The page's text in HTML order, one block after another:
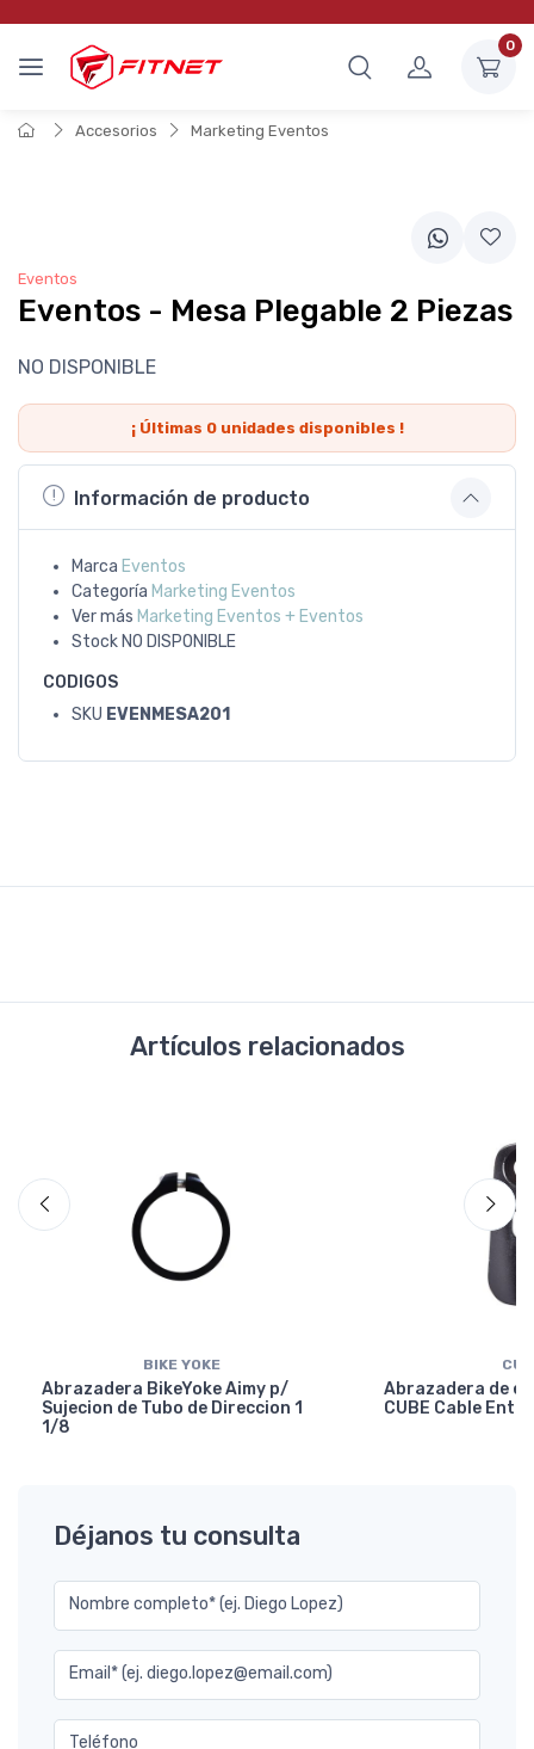
0
Accesorios Marketing Eventos
Eventos
Eventos - Mesa Plegable 2 Piezas
NO DISPONIBLE
¡ Últimas 0unidades disponibles !
Información de producto
Marca Eventos
Categoría Marketing Eventos
Ver más Marketing Eventos + Eventos
Stock NO DISPONIBLE
CODIGOS
SKU EVENMESA201
Artículos relacionados
BIKE YOKE
Abrazadera BikeYoke Aimy p/
Sujecion de Tubo de Direccion 1
1/8
Abrazadera de
CUBE Cable
Déjanos tu consulta
Nombre completo* (ej. Diego Lopez)
Email* (ej. diego.lopez@email.com)
Teléfono